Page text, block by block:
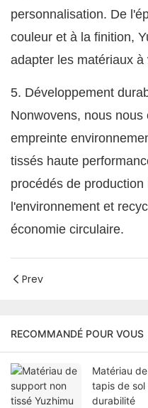
personnalisation. De
couleur et à la finition,
adapter les matériaux
5. Développement
Nonwovens, nous
empreinte
tissés haute
procédés de
l'environnement et
économie circulaire.
Prev
RECOMMANDÉ POUR VOUS
Matériau
tapis de sol
durabilité